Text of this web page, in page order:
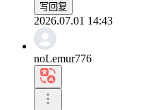
写回复
2026.07.01 14:43
noLemur776